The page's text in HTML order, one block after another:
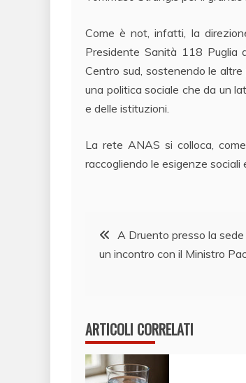
Come è not, infatti, la
Presidente Sanità 118 Puglia
Centro sud, sostenendo le
una politica sociale che da un
e delle istituzioni.
La rete ANAS si colloca,
raccogliendo le esigenze
Navigazione
articoli
A Druento presso la sede
un incontro con il Ministro
ARTICOLI CORRELATI